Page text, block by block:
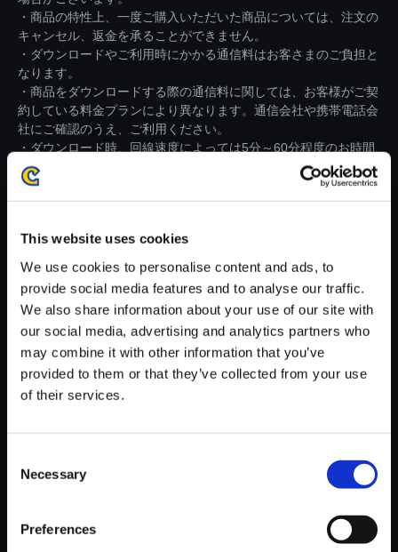
This website uses cookies
We use cookies to personalise content and ads, to
provide social media features and to analyse our traffic.
We also share information about your use of our site with
our social media, advertising and analytics partners who
may combine it with other information that you’ve
provided to them or that they’ve collected from your use
of their services.
Selection
Necessary
Preferences
・商品の特性上、一度ご購入いただいた商品については、注文の
キャンセル、返金を承ることができません。
・ダウンロードやご利用時にかかる通信料はお客さまのご負担と
なります。
・商品をダウンロードする際の通信料に関しては、お客様がご契
約している料金プランにより異なります。通信会社や携帯電話会
社にご確認のうえ、ご利用ください。
・ダウンロード時、回線速度によっては5分～60分程度のお時間
がかかる場合がございます。
※ご購入いただいたファイルのダウンロードの際には、通信環境
が安定しているWifi環境でお試しください。
【単曲】biohazard SOUND CH
RONICLE BEST TRACK BOX
LEECHMAN-1